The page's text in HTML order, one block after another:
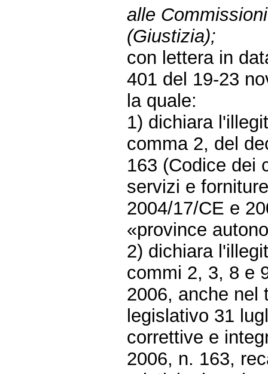
alle
(Giustizia);
con lettera in
401 del 19-23
la quale:
1) dichiara
comma 2, del
163 (Codice dei
servizi e
2004/17/CE e
«province
2) dichiara
commi 2, 3, 8 e
2006, anche nel
legislativo 31
correttive e
2006, n. 163,